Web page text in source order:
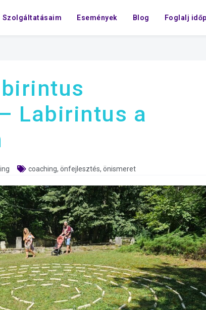
Szolgáltatásaim Események Blog Foglalj
Labirintus a
coaching, önfejlesztés, önismeret